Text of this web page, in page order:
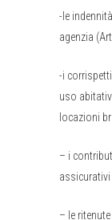
-le
agenzia
-i
uso
locazioni
– i
assicurativi
– le